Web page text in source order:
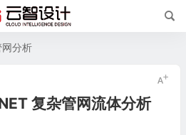
分析
复杂管网流体分析